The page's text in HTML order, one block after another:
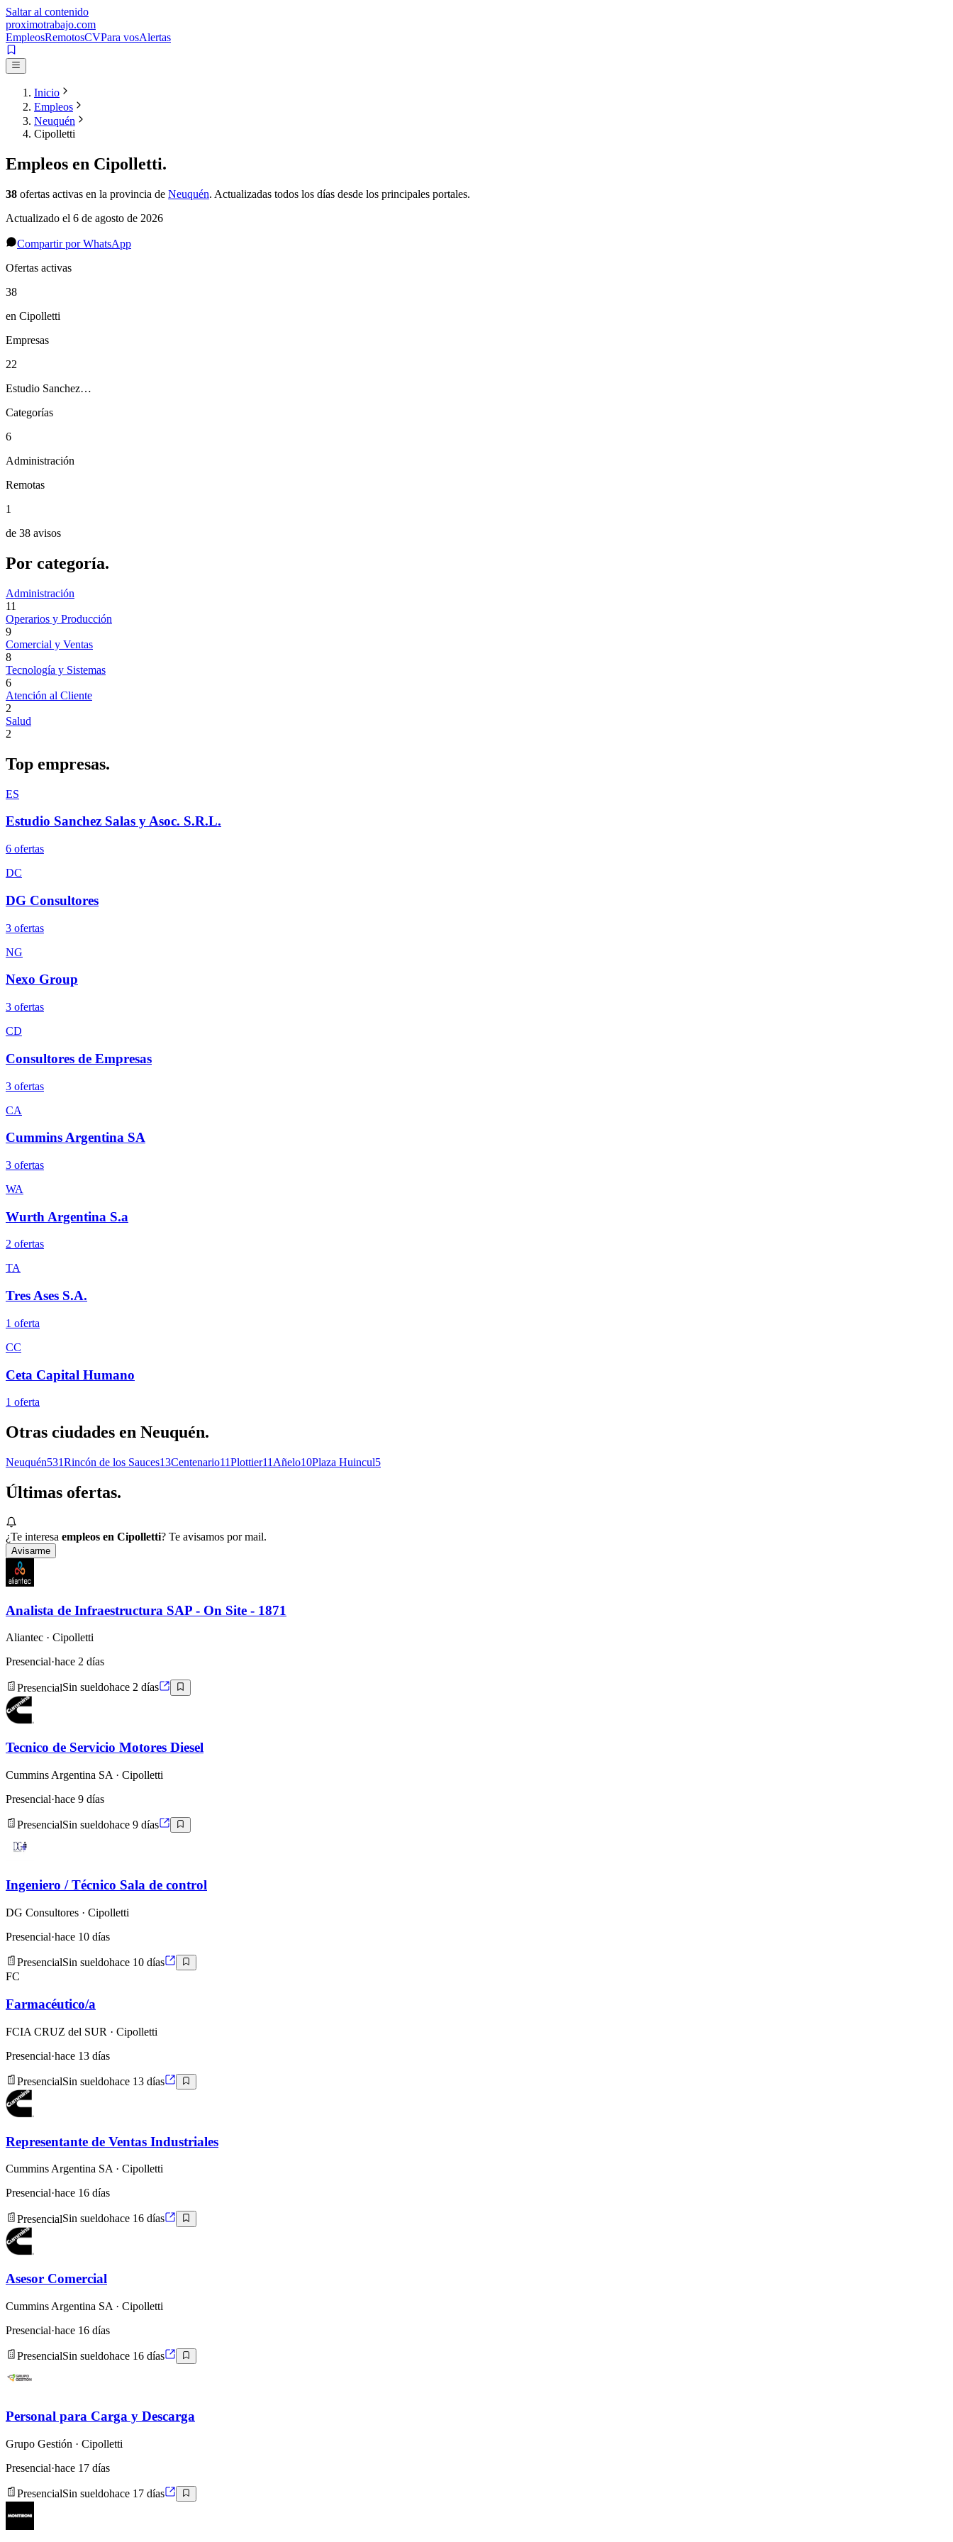
Saltar al contenido
proximotrabajo.com
EmpleosRemotosCVPara vosAlertas
Inicio
Empleos
Neuquén
Cipolletti
Empleos en Cipolletti.
38 ofertas activas en la provincia de Neuquén. Actualizadas todos los días desde los principales portales.
Actualizado el 6 de agosto de 2026
Compartir por WhatsApp
Ofertas activas
38
en Cipolletti
Empresas
22
Estudio Sanchez…
Categorías
6
Administración
Remotas
1
de 38 avisos
Por categoría.
Administración
11
Operarios y Producción
9
Comercial y Ventas
8
Tecnología y Sistemas
6
Atención al Cliente
2
Salud
2
Top empresas.
ES
Estudio Sanchez Salas y Asoc. S.R.L.
6 ofertas
DC
DG Consultores
3 ofertas
NG
Nexo Group
3 ofertas
CD
Consultores de Empresas
3 ofertas
CA
Cummins Argentina SA
3 ofertas
WA
Wurth Argentina S.a
2 ofertas
TA
Tres Ases S.A.
1 oferta
CC
Ceta Capital Humano
1 oferta
Otras ciudades en Neuquén.
Neuquén531Rincón de los Sauces13Centenario11Plottier11 Añelo10Plaza Huincul5
Últimas ofertas.
¿Te interesa empleos en Cipolletti? Te avisamos por mail.
Avisarme
Analista de Infraestructura SAP - On Site - 1871
Aliantec · Cipolletti
Presencial·hace 2 días
PresencialSin sueldohace 2 días
Tecnico de Servicio Motores Diesel
Cummins Argentina SA · Cipolletti
Presencial·hace 9 días
PresencialSin sueldohace 9 días
Ingeniero / Técnico Sala de control
DG Consultores · Cipolletti
Presencial·hace 10 días
PresencialSin sueldohace 10 días
FC
Farmacéutico/a
FCIA CRUZ del SUR · Cipolletti
Presencial·hace 13 días
PresencialSin sueldohace 13 días
Representante de Ventas Industriales
Cummins Argentina SA · Cipolletti
Presencial·hace 16 días
PresencialSin sueldohace 16 días
Asesor Comercial
Cummins Argentina SA · Cipolletti
Presencial·hace 16 días
PresencialSin sueldohace 16 días
Personal para Carga y Descarga
Grupo Gestión · Cipolletti
Presencial·hace 17 días
PresencialSin sueldohace 17 días